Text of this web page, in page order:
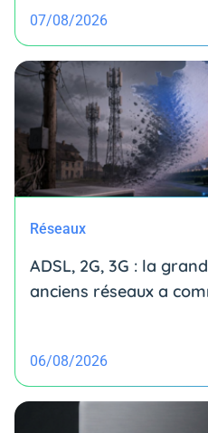
07/08/2026
Réseaux
ADSL, 2G, 3G : la
anciens réseaux a
06/08/2026